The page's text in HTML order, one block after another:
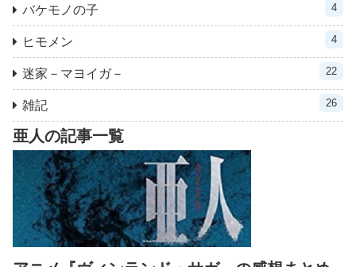
バケモノの子 4
ヒモメン 4
迷家－マヨイガ－ 22
雑記 26
亜人の記事一覧